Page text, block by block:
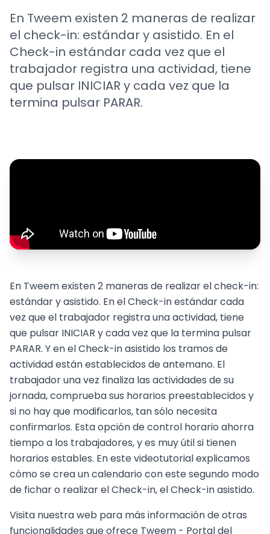
En Tweem existen 2 maneras de realizar
el check-in: estándar y asistido. En el
Check-in estándar cada vez que el
trabajador registra una actividad, tiene
que pulsar INICIAR y cada vez que la
termina pulsar PARAR.
En Tweem existen 2 maneras de realizar el check-in:
estándar y asistido. En el Check-in estándar cada
vez que el trabajador registra una actividad, tiene
que pulsar INICIAR y cada vez que la termina pulsar
PARAR. Y en el Check-in asistido los tramos de
actividad están establecidos de antemano. El
trabajador una vez finaliza las actividades de su
jornada, comprueba sus horarios preestablecidos y
si no hay que modificarlos, tan sólo necesita
confirmarlos. Esta opción de control horario ahorra
tiempo a los trabajadores, y es muy útil si tienen
horarios estables. En este videotutorial explicamos
cómo se crea un calendario con este segundo modo
de fichar o realizar el Check-in, el Check-in asistido.
Visita nuestra web para más información de otras
funcionalidades que ofrece Tweem - Portal del